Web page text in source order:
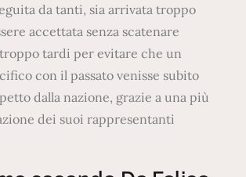
da tanti, sia arrivata troppo
accettata senza scatenare
tardi per evitare che un
con il passato venisse subito
dalla nazione, grazie a una più
dei suoi rappresentanti